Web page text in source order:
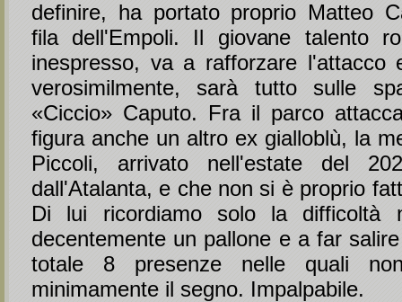
definire, ha portato proprio Matteo
fila dell'Empoli. Il giovane talento
inespresso, va a rafforzare l'attacco
verosimilmente, sarà tutto sulle
«Ciccio» Caputo. Fra il parco
figura anche un altro ex gialloblù, la
Piccoli, arrivato nell'estate del
dall'Atalanta, e che non si è proprio
Di lui ricordiamo solo la difficoltà
decentemente un pallone e a far
totale 8 presenze nelle quali
minimamente il segno. Impalpabile.